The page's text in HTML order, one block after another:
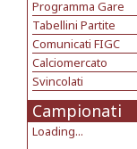
Programma Gare
Tabellini Partite
Comunicati FIGC
Calciomercato
Svincolati
Campionati
Loading...